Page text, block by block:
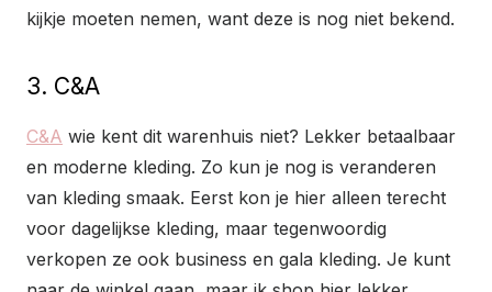
kijkje moeten nemen, want deze is nog niet bekend.
3. C&A
C&A wie kent dit warenhuis niet? Lekker betaalbaar
en moderne kleding. Zo kun je nog is veranderen
van kleding smaak. Eerst kon je hier alleen terecht
voor dagelijkse kleding, maar tegenwoordig
verkopen ze ook business en gala kleding. Je kunt